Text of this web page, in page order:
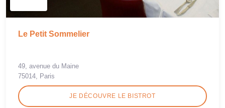
Le Petit Sommelier
49, avenue du Maine
75014, Paris
JE DÉCOUVRE LE BISTROT